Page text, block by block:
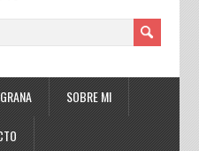
SOBRE MI